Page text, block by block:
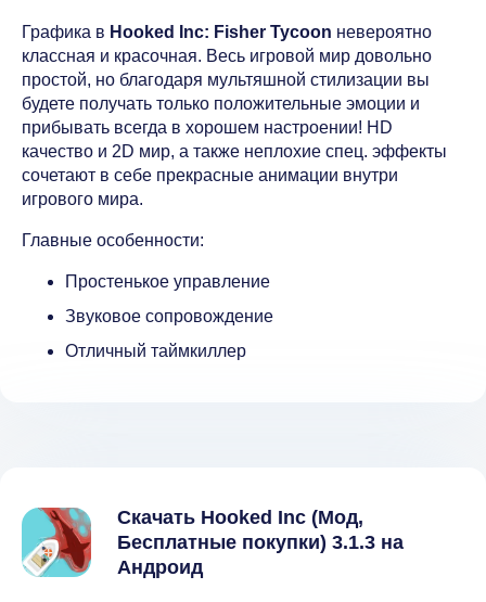
Графика в Hooked Inc: Fisher Tycoon невероятно
классная и красочная. Весь игровой мир довольно
простой, но благодаря мультяшной стилизации вы
будете получать только положительные эмоции и
прибывать всегда в хорошем настроении! HD
качество и 2D мир, а также неплохие спец. эффекты
сочетают в себе прекрасные анимации внутри
игрового мира.
Главные особенности:
Простенькое управление
Звуковое сопровождение
Отличный таймкиллер
Скачать Hooked Inc (Мод,
Бесплатные покупки) 3.1.3 на
Андроид